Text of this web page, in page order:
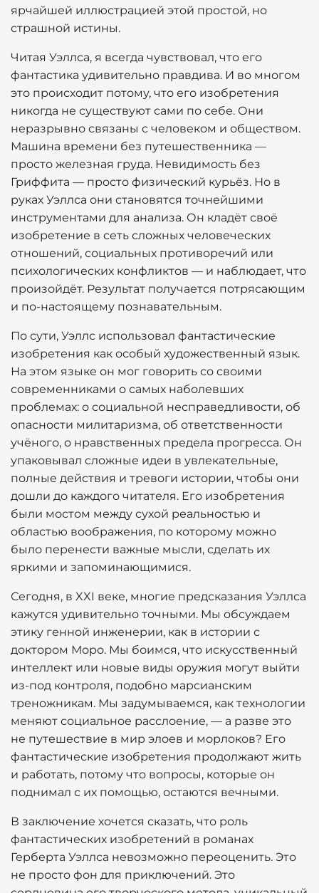
ярчайшей иллюстрацией этой простой, но
страшной истины.
Читая Уэллса, я всегда чувствовал, что его
фантастика удивительно правдива. И во многом
это происходит потому, что его изобретения
никогда не существуют сами по себе. Они
неразрывно связаны с человеком и обществом.
Машина времени без путешественника —
просто железная груда. Невидимость без
Гриффита — просто физический курьёз. Но в
руках Уэллса они становятся точнейшими
инструментами для анализа. Он кладёт своё
изобретение в сеть сложных человеческих
отношений, социальных противоречий или
психологических конфликтов — и наблюдает, что
произойдёт. Результат получается потрясающим
и по-настоящему познавательным.
По сути, Уэллс использовал фантастические
изобретения как особый художественный язык.
На этом языке он мог говорить со своими
современниками о самых наболевших
проблемах: о социальной несправедливости, об
опасности милитаризма, об ответственности
учёного, о нравственных предела прогресса. Он
упаковывал сложные идеи в увлекательные,
полные действия и тревоги истории, чтобы они
дошли до каждого читателя. Его изобретения
были мостом между сухой реальностью и
областью воображения, по которому можно
было перенести важные мысли, сделать их
яркими и запоминающимися.
Сегодня, в XXI веке, многие предсказания Уэллса
кажутся удивительно точными. Мы обсуждаем
этику генной инженерии, как в истории с
доктором Моро. Мы боимся, что искусственный
интеллект или новые виды оружия могут выйти
из-под контроля, подобно марсианским
треножникам. Мы задумываемся, как технологии
меняют социальное расслоение, — а разве это
не путешествие в мир элоев и морлоков? Его
фантастические изобретения продолжают жить
и работать, потому что вопросы, которые он
поднимал с их помощью, остаются вечными.
В заключение хочется сказать, что роль
фантастических изобретений в романах
Герберта Уэллса невозможно переоценить. Это
не просто фон для приключений. Это